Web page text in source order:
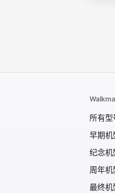
所有型
早期机
纪念机
周年机
最终机